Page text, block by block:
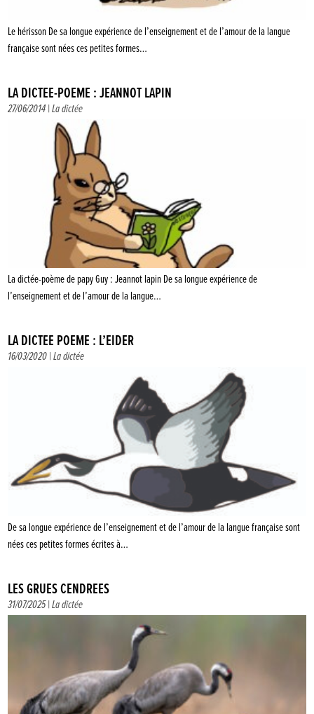
Le hérisson De sa longue expérience de l’enseignement et de l’amour de la langue
française sont nées ces petites formes…
LA DICTÉE-POÈME : JEANNOT LAPIN
27/06/2014 |La dictée
La dictée-poème de papy Guy : Jeannot lapin De sa longue expérience de
l’enseignement et de l’amour de la langue…
LA DICTÉE POÈME : L’EIDER
16/03/2020 |La dictée
De sa longue expérience de l’enseignement et de l’amour de la langue française sont
nées ces petites formes écrites à…
LES GRUES CENDRÉES
31/07/2025 |La dictée